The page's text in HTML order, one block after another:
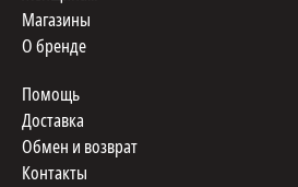
Магазины
О бренде
Помощь
Доставка
Обмен и возврат
Контакты